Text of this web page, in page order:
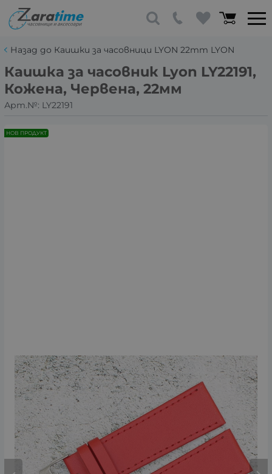
Назад до Каишки за часовници LYON 22mm LYON
Каишка за часовник Lyon LY22191,
Кожена, Червена, 22мм
Арт.№: LY22191
НОВ ПРОДУКТ